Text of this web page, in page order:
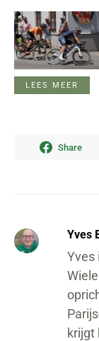
LEES MEER
Share
Yves
Yves
krijgt